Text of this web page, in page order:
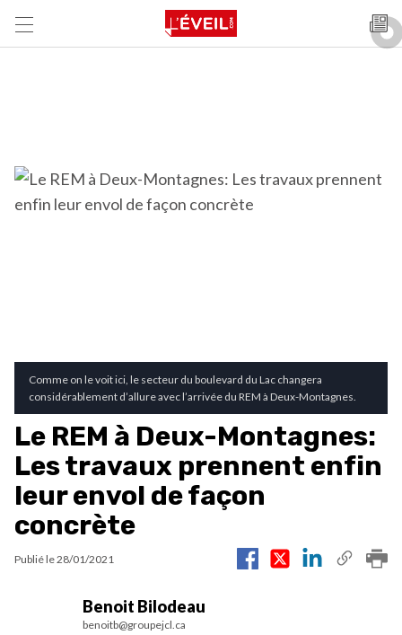
Comme on le voit ici, le secteur du boulevard du Lac changera
considérablement d’allure avec l’arrivée du REM à Deux-Montagnes.
Le REM à Deux-Montagnes:
Les travaux prennent enfin
leur envol de façon
concrète
Publié le28/01/2021
Benoit Bilodeau
benoitb@groupejcl.ca